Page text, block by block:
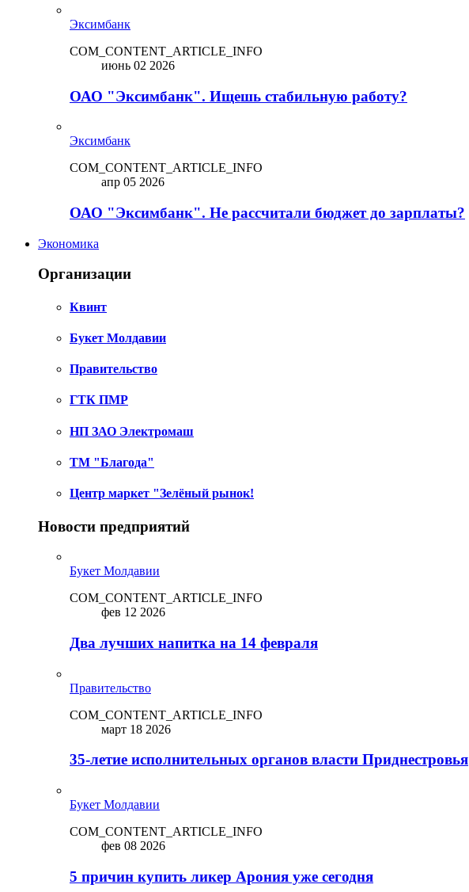
Эксимбанк
COM_CONTENT_ARTICLE_INFO
июнь 02 2026
ОАО "Эксимбанк". Ищешь стабильную работу?
Эксимбанк
COM_CONTENT_ARTICLE_INFO
апр 05 2026
ОАО "Эксимбанк". Не рассчитали бюджет до зарплаты?
Экономика
Организации
Квинт
Букет Молдавии
Правительство
ГТК ПМР
НП ЗАО Электромаш
ТМ "Благода"
Центр маркет "Зелёный рынок!
Новости предприятий
Букет Молдавии
COM_CONTENT_ARTICLE_INFO
фев 12 2026
Два лучших напитка на 14 февраля
Правительство
COM_CONTENT_ARTICLE_INFO
март 18 2026
35-летие исполнительных органов власти Приднестровья
Букет Молдавии
COM_CONTENT_ARTICLE_INFO
фев 08 2026
5 причин купить ликep Арония уже сегодня